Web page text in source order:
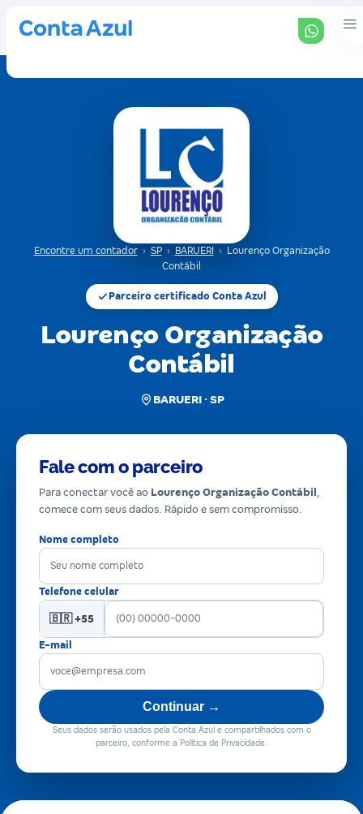
Encontre um contador › SP › BARUERI ›
Lourenço Organização
Contábil
Parceiro certificado Conta Azul
Lourenço Organização
Contábil
BARUERI · SP
Fale com o parceiro
Para conectar você ao Lourenço Organização Contábil ,
comece com seus dados. Rápido e sem compromisso.
Nome completo
Telefone celular
🇧🇷 +55
E-mail
Continuar →
Seus dados serão usados pela Conta Azul e compartilhados com o
parceiro, conforme a Política de Privacidade.